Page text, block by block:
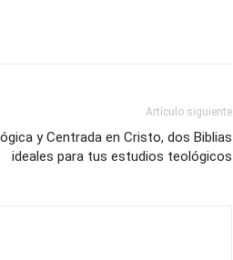
Artículo siguiente
y Centrada en Cristo, dos Biblias
ideales para tus estudios teológicos